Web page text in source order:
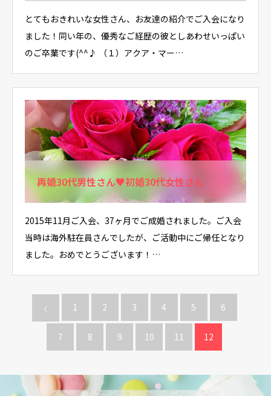
とてもおきれいな女性さん、お友達の紹介でご入会になり
ました！同い年の、優秀なご経歴の彼としあわせいっぱい
のご卒業です(^^♪ （１）アクア・マー…
再婚30代男性さん♥初婚30代女性さん
2015年11月ご入会、37ヶ月でご成婚されました。ご入会
当時は海外駐在員さんでしたが、ご活動中にご帰任となり
ました。おめでとうございます！…
1 2 3 4 5 6
7 8 9 10 11 12